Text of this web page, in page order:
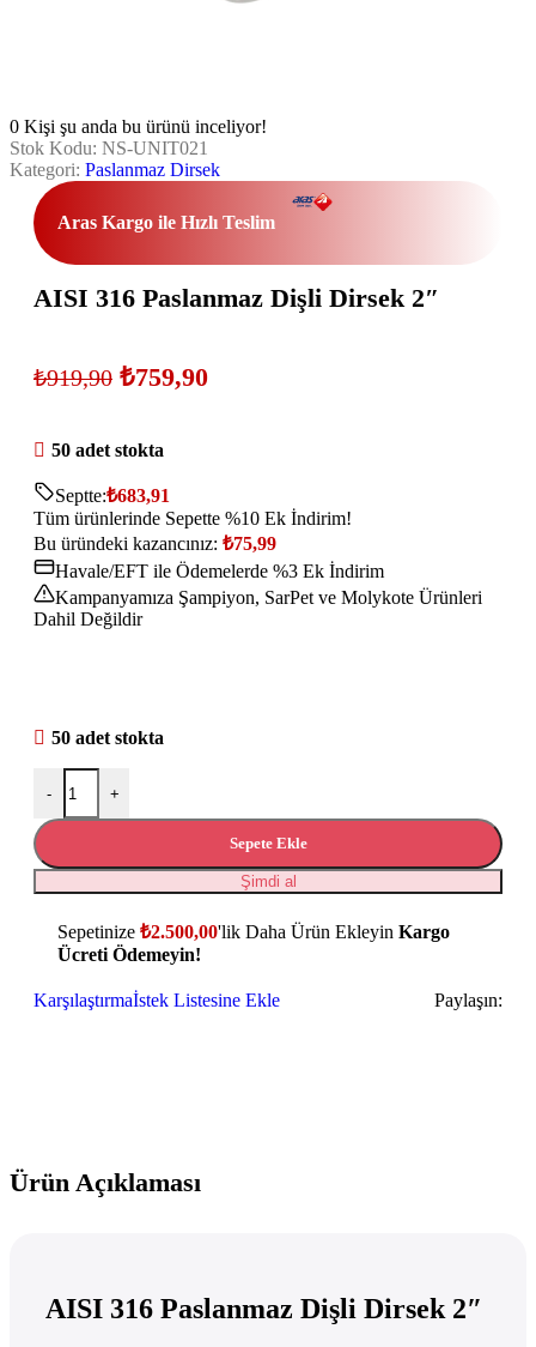
0 Kişi şu anda bu ürünü inceliyor!
Stok Kodu: NS-UNIT021
Kategori: Paslanmaz Dirsek
Aras Kargo ile Hızlı Teslim
AISI 316 Paslanmaz Dişli Dirsek 2″
₺919,90 ₺759,90
50 adet stokta
Septte:₺683,91
Tüm ürünlerinde Sepette %10 Ek İndirim!
Bu üründeki kazancınız: ₺75,99
Havale/EFT ile Ödemelerde %3 Ek İndirim
Kampanyamıza Şampiyon, SarPet ve Molykote Ürünleri
Dahil Değildir
50 adet stokta
- +
Sepete Ekle
Şimdi al
Sepetinize ₺2.500,00'lik Daha Ürün Ekleyin Kargo
Ücreti Ödemeyin!
Karşılaştırmaİstek Listesine Ekle Paylaşın:
Ürün Açıklaması
AISI 316 Paslanmaz Dişli Dirsek 2″